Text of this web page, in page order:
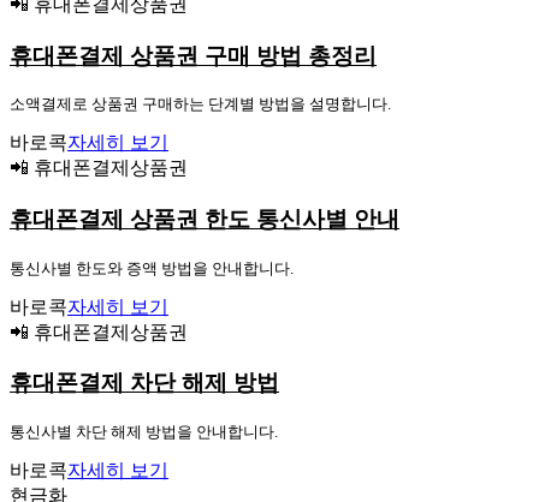
휴대폰결제 상품권 구매 방법 총정리
소액결제로 상품권 구매하는 단계별 방법을 설명합니다.
바로콕자세히 보기
📲 휴대폰결제상품권
휴대폰결제 상품권 한도 통신사별 안내
통신사별 한도와 증액 방법을 안내합니다.
바로콕자세히 보기
📲 휴대폰결제상품권
휴대폰결제 차단 해제 방법
통신사별 차단 해제 방법을 안내합니다.
바로콕자세히 보기
현금화